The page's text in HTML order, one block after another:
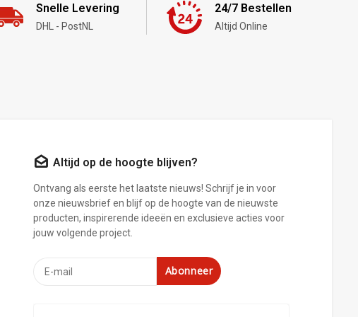
Snelle Levering
DHL - PostNL
24/7 Bestellen
Altijd Online
Altijd op de hoogte blijven?
Ontvang als eerste het laatste nieuws! Schrijf je in voor
onze nieuwsbrief en blijf op de hoogte van de nieuwste
producten, inspirerende ideeën en exclusieve acties voor
jouw volgende project.
Abonneer